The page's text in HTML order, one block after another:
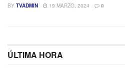
BY TVADMIN 19 MARZO, 2024 0
ÚLTIMA HORA